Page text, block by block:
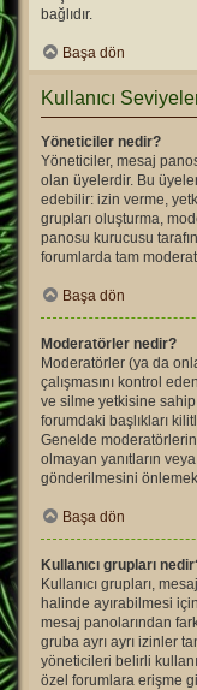
bağlıdır.
Başa dön
Kullanıcı
Yöneticiler nedir?
Yöneticiler, mesaj
olan üyelerdir. Bu
edebilir: izin verme,
grupları oluşturma,
panosu kurucusu
forumlarda tam
Başa dön
Moderatörler nedir?
Moderatörler (ya da
çalışmasını kontrol
ve silme yetkisine
forumdaki başlıkları
Genelde
olmayan yanıtların
gönderilmesini
Başa dön
Kullanıcı grupları
Kullanıcı grupları,
halinde ayırabilmesi
mesaj panolarından
gruba ayrı ayrı izinler
yöneticileri belirli
özel forumlara erişme